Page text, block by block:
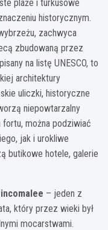
plaże i turkusowe
historycznym.
zachwyca
zbudowaną przez
na listę UNESCO, to
architektury
uliczki, historyczne
niepowtarzalny
można podziwiać
jak i urokliwe
butikowe hotele, galerie
– jeden z
który przez wieki był
mocarstwami.